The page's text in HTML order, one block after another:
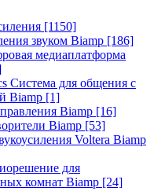
[1150]
звуком Biamp [186]
медиаплатформа
Система для общения с
Biamp [1]
Biamp [16]
Biamp [53]
Voltera Biamp
для
комнат Biamp [24]